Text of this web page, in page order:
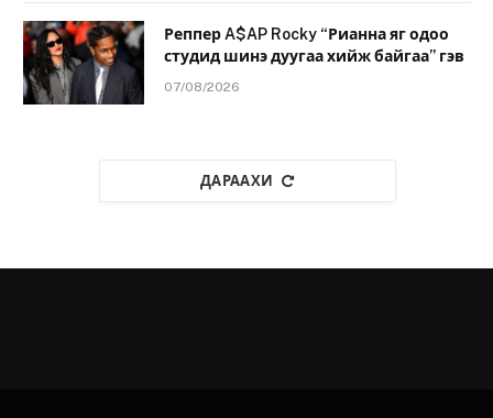
Реппер A$AP Rocky “Рианна яг одоо
студид шинэ дуугаа хийж байгаа” гэв
07/08/2026
ДАРААХИ